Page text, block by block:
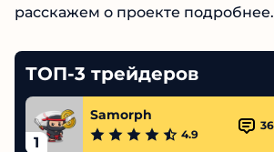
расскажем о проекте подробнее.
ТОП-3 трейдеров
1
Samorph
4.9
364